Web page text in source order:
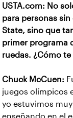
USTA.com: No
para personas
State, sino que
primer programa
ruedas. ¿Cómo
Chuck McCuen:
juegos olímpicos
yo estuvimos
enseñando en el